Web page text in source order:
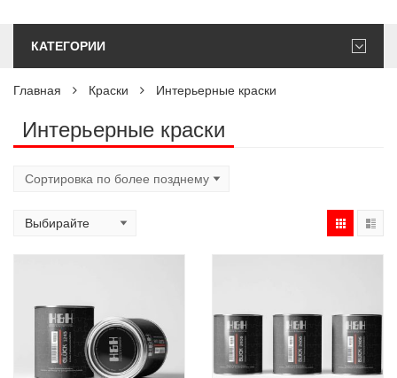
КАТЕГОРИИ
Главная Краски Интерьерные краски
Интерьерные краски